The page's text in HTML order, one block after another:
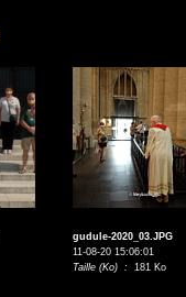
gudule-2020_03.JPG
11-08-20 15:06:01
Taille (Ko) : 181 Ko